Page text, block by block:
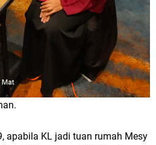
apabila KL jadi tuan rumah Mesy